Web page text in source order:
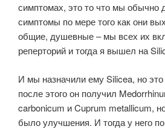
симптомах, это то что мы
симптомы по мере того как они
общие, душевные – мы всех их
реперторий и тогда я вышел на
И мы назначили ему Silicea, но
после этого он получил
carbonicum и Cuprum metallicum,
было улучшения. И тогда у него